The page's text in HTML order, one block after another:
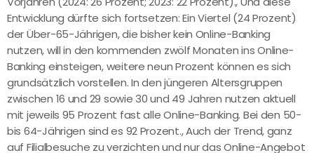
Entwicklung dürfte sich fortsetzen: Ein Viertel (24 Prozent)
der Über-65-Jährigen, die bisher kein Online-Banking
nutzen, will in den kommenden zwölf Monaten ins Online-
Banking einsteigen, weitere neun Prozent können es sich
grundsätzlich vorstellen. In den jüngeren Altersgruppen
zwischen 16 und 29 sowie 30 und 49 Jahren nutzen aktuell
mit jeweils 95 Prozent fast alle Online-Banking. Bei den 50-
bis 64-Jährigen sind es 92 Prozent., Auch der Trend, ganz
auf Filialbesuche zu verzichten und nur das Online-Angebot